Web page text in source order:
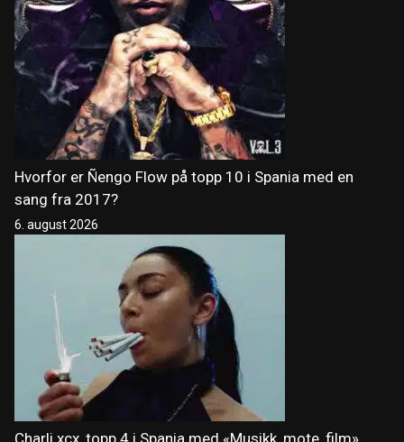
Hvorfor er Ñengo Flow på topp 10 i Spania med en
sang fra 2017?
6. august 2026
Charli xcx, topp 4 i Spania med «Musikk, mote, film»